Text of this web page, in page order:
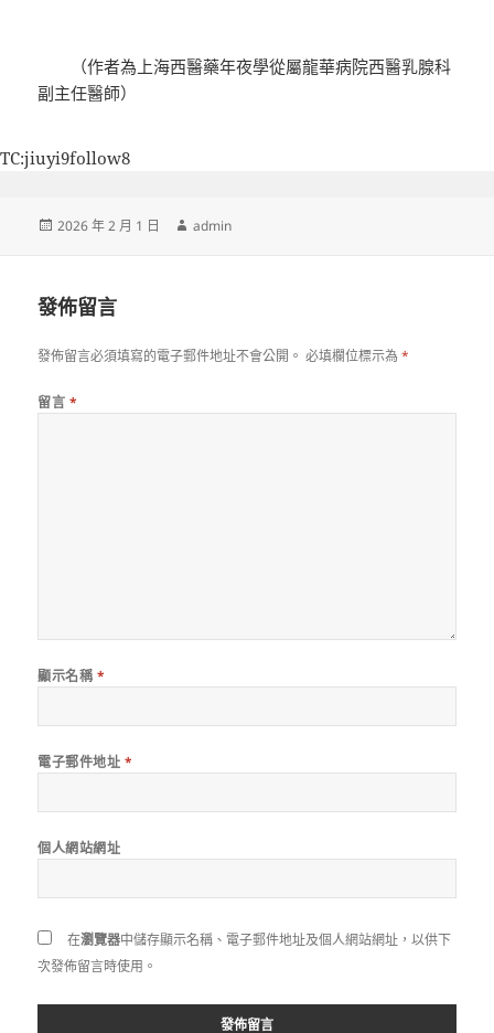
（作者為上海西醫藥年夜學從屬龍華病院西醫乳腺科
副主任醫師）
TC:jiuyi9follow8
發
2026 年 2 月 1 日
作
admin
發佈留言
發佈留言必須填寫的電子郵件地址不會公開。 必填欄位標示為*
留言 *
顯示名稱 *
電子郵件地址 *
個人網站網址
在瀏覽器中儲存顯示名稱、電子郵件地址及個人網站網址，以供下
次發佈留言時使用。